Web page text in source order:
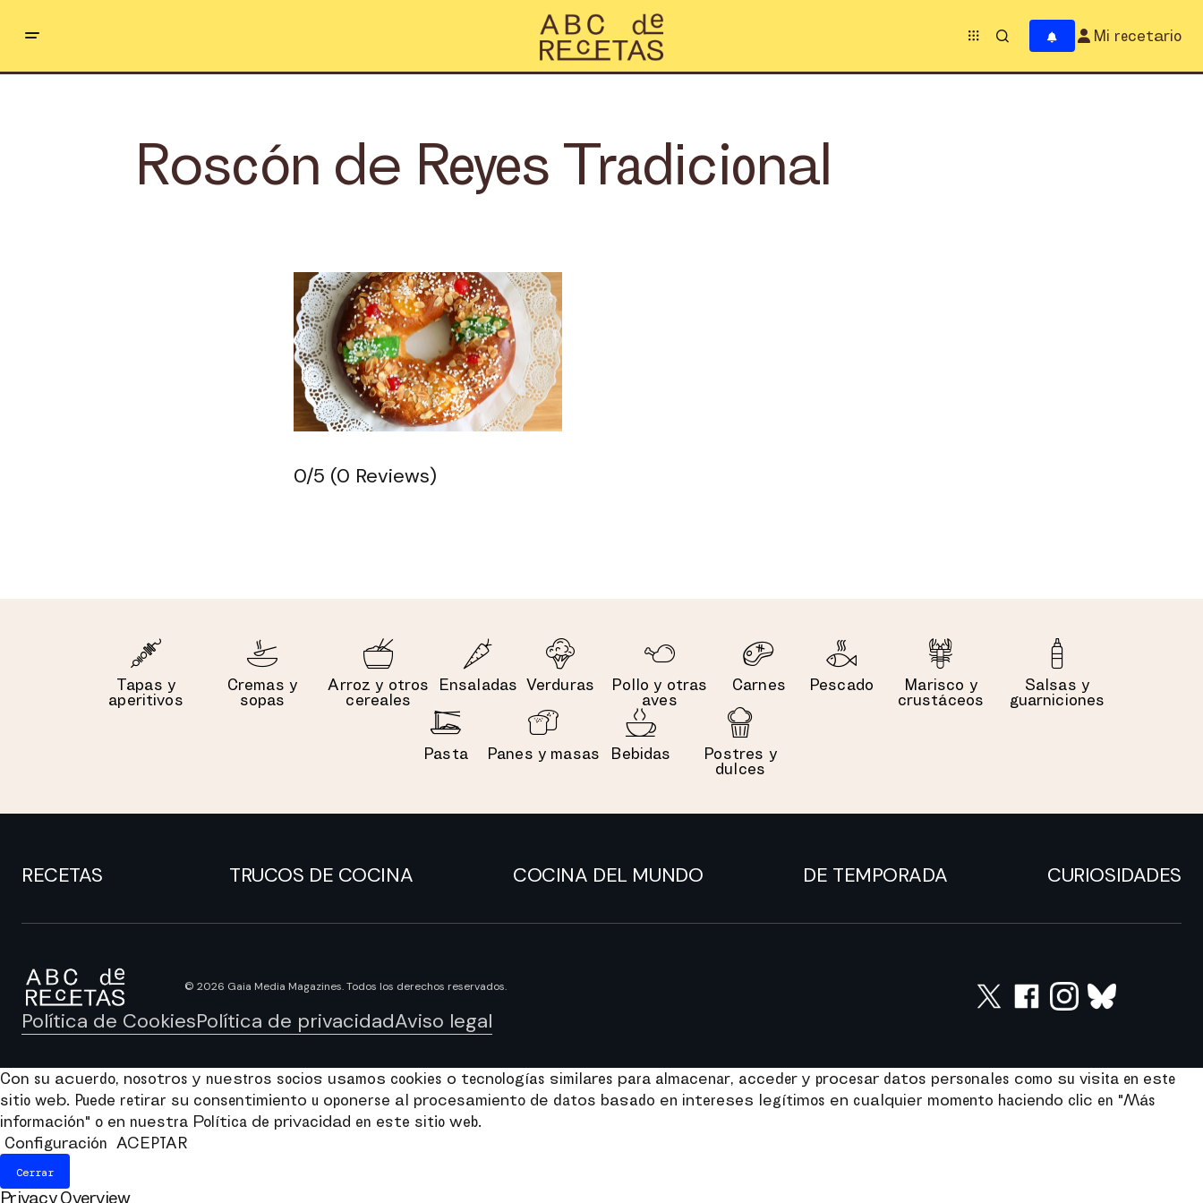
Mi recetario
Roscón de Reyes Tradicional
0/5 (0 Reviews)
Tapas y
aperitivos
Cremas y
sopas
Arroz y otros
cereales
Ensaladas Verduras
Pollo y otras
aves
Carnes Pescado
Marisco y
crustáceos
Salsas y
guarniciones
Pasta Panes y masas Bebidas
Postres y
dulces
RECETAS TRUCOS DE COCINA COCINA DEL MUNDO DE TEMPORADA CURIOSIDADES
© 2026 Gaia Media Magazines. Todos los derechos reservados.
Política de CookiesPolítica de privacidadAviso legal
Con su acuerdo, nosotros y nuestros socios usamos cookies o tecnologías similares para almacenar, acceder y procesar datos personales como su visita en este
sitio web. Puede retirar su consentimiento u oponerse al procesamiento de datos basado en intereses legítimos en cualquier momento haciendo clic en "Más
información" o en nuestra Política de privacidad en este sitio web.
Configuración
ACEPTAR
Cerrar
Privacy Overview